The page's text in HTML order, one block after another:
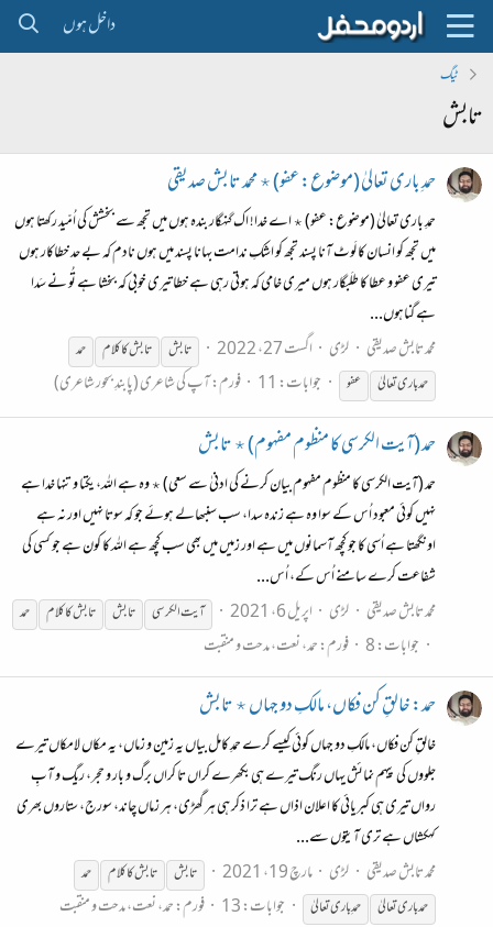
داخل ہوں
ٹیگ
تابش
حمدِ باری تعالیٰ (موضوع: عفو) ٭ محمد تابش صدیقی
حمدِ باری تعالیٰ (موضوع: عفو) ٭ اے خدا! اک گنہگار بندہ ہوں میں تجھ سے بخشش کی اُمّید رکھتا ہوں
میں تجھ کو انسان کا لَوٹ آنا پسند تجھ کو اشکِ ندامت بہانا پسند میں ہوں نادم کہ بے حد خطاکار ہوں
تیری عفو و عطا کا طلَبگار ہوں میری خامی کہ ہوتی رہی ہے خطا تیری خوبی کہ بخشا ہے تُو نے سَدا
ہے گناہوں...
محمد تابش صدیقی
لڑی اگست 27، 2022 تابش تابشکا کلام
حمد
حمد باری تعالیٰ
عفو جوابات: 11 فورم:آپ کی شاعری (پابندِ بحور شاعری)
حمد (آیت الکرسی کا منظوم مفہوم) ٭ تابش
حمد (آیت الکرسی کا منظوم مفہوم بیان کرنے کی ادنیٰ سے سعی) ٭ وہ ہے اللہ، یکتا و تنہا خدا ہے
نہیں کوئی معبود اُس کے سوا وہ ہے زندہ سدا، سب سنبھالے ہوئے جو کہ سوتا نہیں اور نہ ہے
اونگھتا ہے اُسی کا جو کچھ آسمانوں میں ہے اور زمیں میں بھی سب کچھ ہے اللہ کا کون ہے جو کسی کی
شفاعت کرے سامنے اُس کے، اُس...
محمد تابش صدیقی
لڑی اپریل 6، 2021 آیت الکرسی تابش تابشکا کلام حمد
جوابات: 8 فورم:حمد، نعت، مدحت و منقبت
حمد: خالقِ کن فکاں، مالکِ دو جہاں ٭ تابش
خالقِ کن فکاں، مالکِ دو جہاں کوئی کیسے کرے حمدِ کامل بیاں یہ زمین و زماں، یہ مکاں لامکاں تیرے
جلووں کی پیہم نمائش یہاں رنگ تیرے ہی بکھرے کراں تا کراں برگ و بار و حجر، ریگ و آبِ
رواں تیری ہی کبریائی کا اعلان اذاں ہے ترا ذکر ہی ہر گھڑی، ہر زماں چاند، سورج، ستاروں بھری
کہکشاں ہے تری آیتوں سے...
محمد تابش صدیقی
لڑی مارچ 19، 2021 تابش تابشکا کلام
حمد
حمد باری تعالیٰ
حمدِ باری تعالیٰ جوابات: 13 فورم:حمد، نعت، مدحت و منقبت